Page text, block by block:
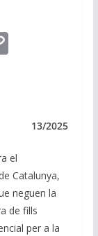
C
n
k
13/2025
el
Catalunya,
neguen la
de fills
per a la